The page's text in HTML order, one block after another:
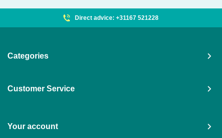
Direct advice: +31167 521228
Categories
Customer Service
Your account